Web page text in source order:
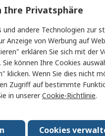
75W
RS75
Aluminium
±5 %
Nein
48.7mm
Ihre Privatsphäre
und andere Technologien zur
Anzeige von Werbung auf
erklären Sie sich mit der
können Ihre Cookies
klicken. Wenn Sie dies nicht
Zugriff auf bestimmte
in unsererCookie-Richtlinie.
Cookies